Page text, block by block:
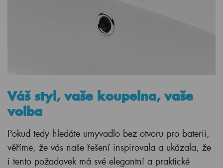
Váš styl, vaše koupelna, vaše
volba
Pokud tedy hledáte umyvadlo bez otvoru pro baterii,
věříme, že vás naše řešení inspirovala a ukázala, že
i tento požadavek má své elegantní a praktické